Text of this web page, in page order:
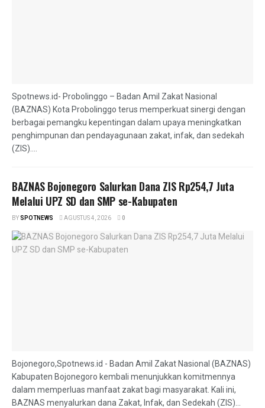
Spotnews.id- Probolinggo – Badan Amil Zakat Nasional
(BAZNAS) Kota Probolinggo terus memperkuat sinergi dengan
berbagai pemangku kepentingan dalam upaya meningkatkan
penghimpunan dan pendayagunaan zakat, infak, dan sedekah
(ZIS)....
BAZNAS Bojonegoro Salurkan Dana ZIS Rp254,7 Juta
Melalui UPZ SD dan SMP se-Kabupaten
BYSPOTNEWS AGUSTUS 4, 2026 0
Bojonegoro,Spotnews.id - Badan Amil Zakat Nasional (BAZNAS)
Kabupaten Bojonegoro kembali menunjukkan komitmennya
dalam memperluas manfaat zakat bagi masyarakat. Kali ini,
BAZNAS menyalurkan dana Zakat, Infak, dan Sedekah (ZIS)...